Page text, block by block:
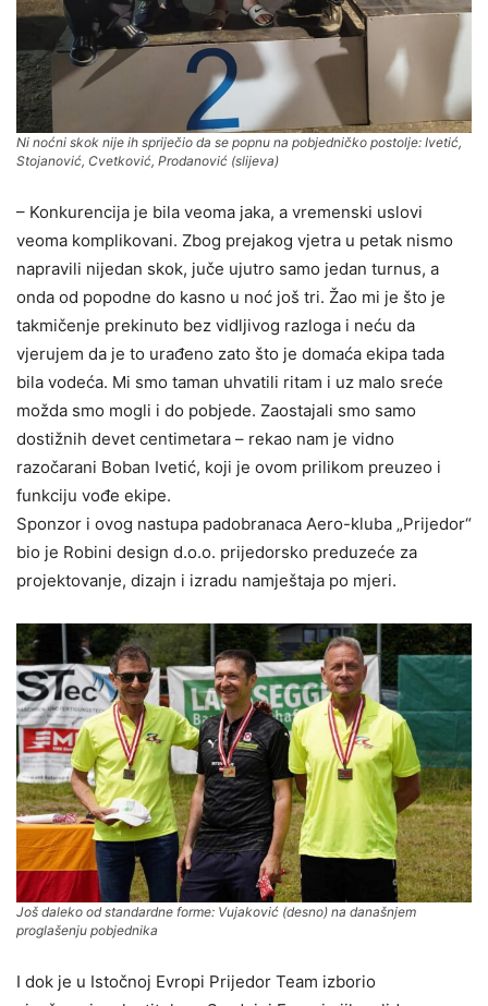
Ni noćni skok nije ih spriječio da se popnu na pobjedničko postolje: Ivetić,
Stojanović, Cvetković, Prodanović (slijeva)
– Konkurencija je bila veoma jaka, a vremenski uslovi
veoma komplikovani. Zbog prejakog vjetra u petak nismo
napravili nijedan skok, juče ujutro samo jedan turnus, a
onda od popodne do kasno u noć još tri. Žao mi je što je
takmičenje prekinuto bez vidljivog razloga i neću da
vjerujem da je to urađeno zato što je domaća ekipa tada
bila vodeća. Mi smo taman uhvatili ritam i uz malo sreće
možda smo mogli i do pobjede. Zaostajali smo samo
dostižnih devet centimetara – rekao nam je vidno
razočarani Boban Ivetić, koji je ovom prilikom preuzeo i
funkciju vođe ekipe.
Sponzor i ovog nastupa padobranaca Aero-kluba „Prijedor“
bio je Robini design d.o.o. prijedorsko preduzeće za
projektovanje, dizajn i izradu namještaja po mjeri.
Još daleko od standardne forme: Vujaković (desno) na današnjem
proglašenju pobjednika
I dok je u Istočnoj Evropi Prijedor Team izborio